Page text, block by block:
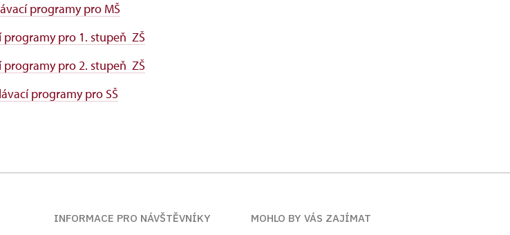
programy pro MŠ
programy pro 1. stupeň ZŠ
programy pro 2. stupeň ZŠ
programy pro SŠ
INFORMACE PRO NÁVŠTĚVNÍKY
MOHLO BY VÁS ZAJÍMAT